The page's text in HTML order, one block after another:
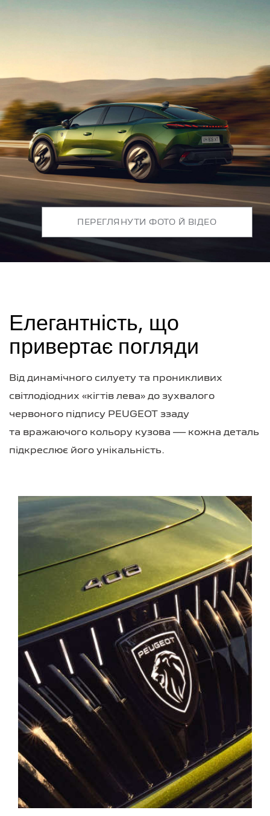
ПЕРЕГЛЯНУТИ ФОТО Й ВІДЕО
Елегантність, що
привертає погляди
Від динамічного силуету та проникливих
світлодіодних «кігтів лева» до зухвалого
червоного підпису PEUGEOT ззаду
та вражаючого кольору кузова — кожна деталь
підкреслює його унікальність.